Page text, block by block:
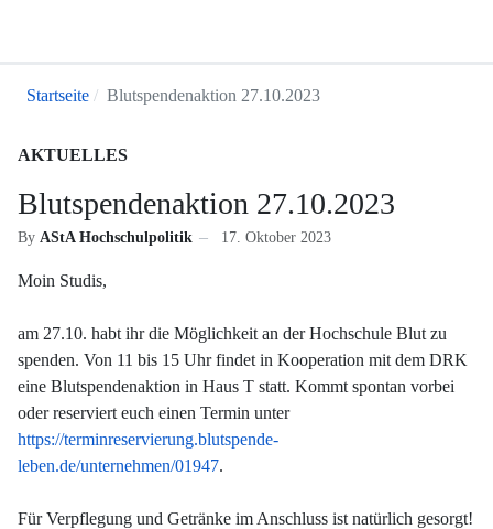
Startseite Blutspendenaktion 27.10.2023
AKTUELLES
Blutspendenaktion 27.10.2023
By AStA Hochschulpolitik 17. Oktober 2023
Moin Studis,
am 27.10. habt ihr die Möglichkeit an der Hochschule Blut zu
spenden. Von 11 bis 15 Uhr findet in Kooperation mit dem DRK
eine Blutspendenaktion in Haus T statt. Kommt spontan vorbei
oder reserviert euch einen Termin unter
https://terminreservierung.blutspende-
leben.de/unternehmen/01947.
Für Verpflegung und Getränke im Anschluss ist natürlich gesorgt!